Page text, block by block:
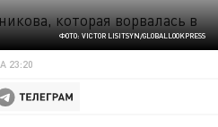
ФОТО: VICTOR LISITSYN/GLOBALLOOKPRESS
23:20